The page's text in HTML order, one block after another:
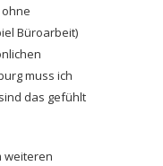
Büroarbeit)
muss ich
das gefühlt
weiteren